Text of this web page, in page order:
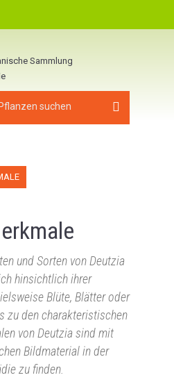
und Sorten von Deutzia
hinsichtlich ihrer
Blüte, Blätter oder
zu den charakteristischen
von Deutzia sind mit
Bildmaterial in der
zu finden.